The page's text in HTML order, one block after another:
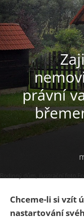
právní
Rodinný dům, ilustrační
Chceme-li si vzít
nastartování